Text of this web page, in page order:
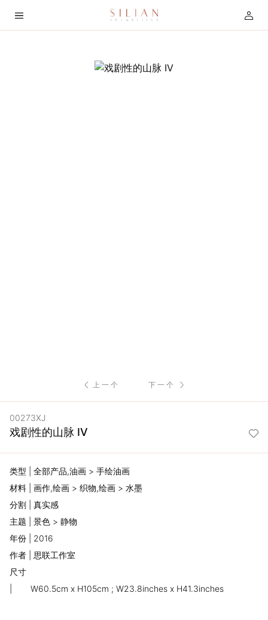
联
精
选
术
家
上一个 下一个
00273XJ
戏剧性的山脉 IV
类型 | 全部产品,油画 > 手绘油画
材料 | 画作,绘画 > 织物,绘画 > 水墨
分割 | 真实感
主题 | 景色 > 静物
年份 | 2016
作者 | 思联工作室
尺寸
W60.5cm x H105cm ; W23.8inches x H41.3inches